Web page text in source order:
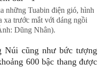
những Tuabin điện gió, hình
xa trước mắt với dáng ngồi
Dũng Nhân).
Núi cũng như bức tượng
600 bậc thang được